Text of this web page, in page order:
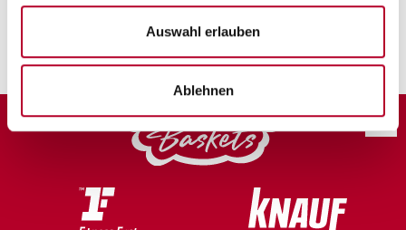
Auswahl erlauben
Ablehnen